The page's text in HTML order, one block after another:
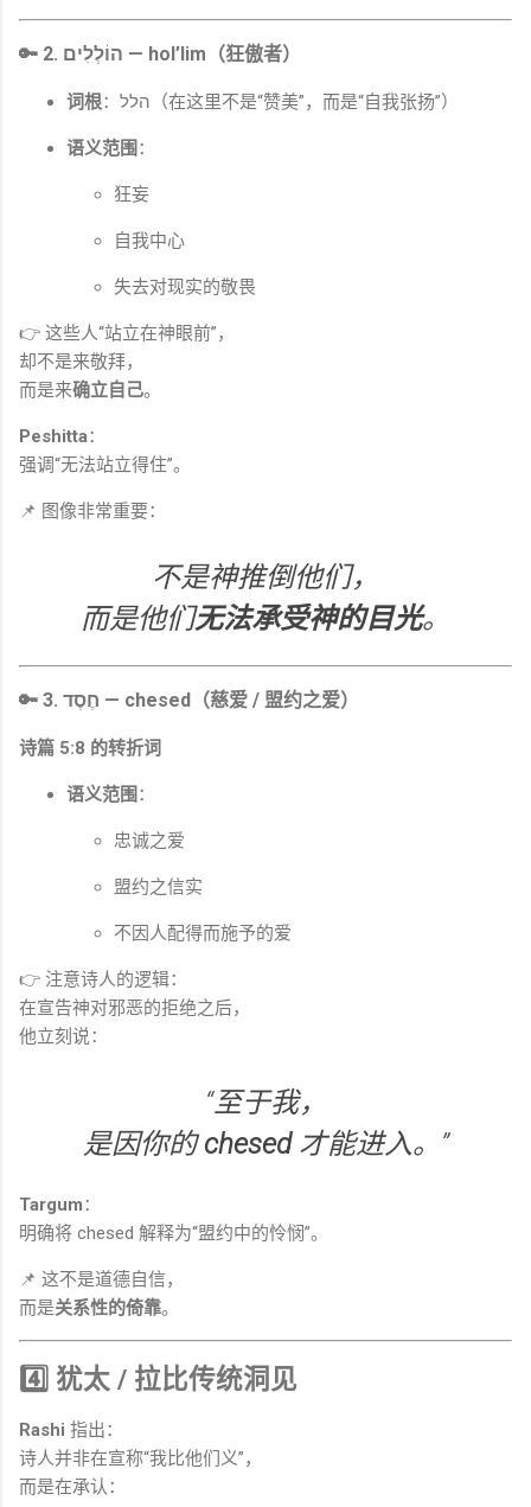
🔑 2. הוֹלְלִים — hol’lim（狂傲者）
词根 ：הלל（在这里不是“赞美”，而是“自我张扬”）
语义范围 ：
狂妄
自我中心
失去对现实的敬畏
👉 这些人“站立在神眼前”，
却不是来敬拜，
而是来确立自己。
Peshitta：
强调“无法站立得住”。
📌 图像非常重要：
不是神推倒他们，
而是他们无法承受神的目光。
🔑 3. חֶסֶד — chesed（慈爱 / 盟约之爱）
诗篇 5:8 的转折词
语义范围 ：
忠诚之爱
盟约之信实
不因人配得而施予的爱
👉 注意诗人的逻辑：
在宣告神对邪恶的拒绝之后，
他立刻说：
“至于我，
是因你的chesed才能进入。”
Targum：
明确将 chesed 解释为“盟约中的怜悯”。
📌 这不是道德自信，
而是关系性的倚靠。
4️⃣ 犹太 / 拉比传统洞见
Rashi 指出：
诗人并非在宣称“我比他们义”，
而是在承认：